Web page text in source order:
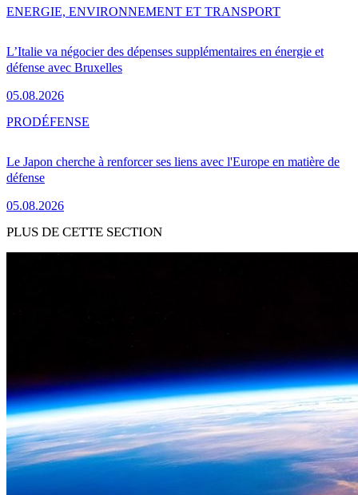
L’Italie va négocier des dépenses supplémentaires en énergie et
défense avec Bruxelles
05.08.2026
ENERGIE, ENVIRONNEMENT ET TRANSPORT
Le Japon cherche à renforcer ses liens avec l'Europe en matière de
défense
05.08.2026
PRODÉFENSE
PLUS DE CETTE SECTION